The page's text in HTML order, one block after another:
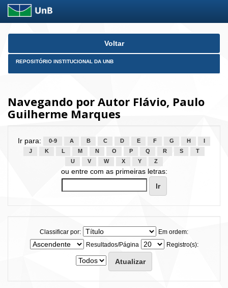
Skip
Voltar
REPOSITÓRIO INSTITUCIONAL DA UNB
Navegando por Autor Flávio, Paulo
Guilherme Marques
Ir para: 0-9 A B C D E F G H
J
K L M N O P Q R S
T
U
V W X Y Z
ou entre com as primeiras letras:
Classificar por:
Em ordem:
Resultados/Página
Registro(s):